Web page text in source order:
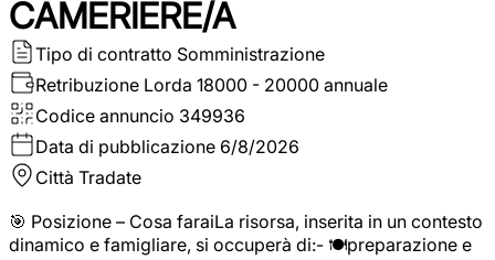
CAMERIERE/A
Tipo di contratto Somministrazione
Retribuzione Lorda 18000 - 20000 annuale
Codice annuncio 349936
Data di pubblicazione 6/8/2026
Città Tradate
🎯 Posizione – Cosa faraiLa risorsa, inserita in un contesto
dinamico e famigliare, si occuperà di:- 🍽️preparazione e